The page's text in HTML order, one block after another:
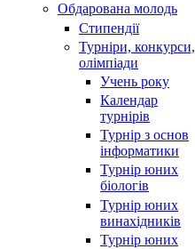
Обдарована молодь
Стипендії
Турнiри, конкурси,
олiмпiади
Учень року
Календар
турнірів
Турнір з основ
інформатики
Турнір юних
біологів
Турнір юних
винахідників
Турнір юних